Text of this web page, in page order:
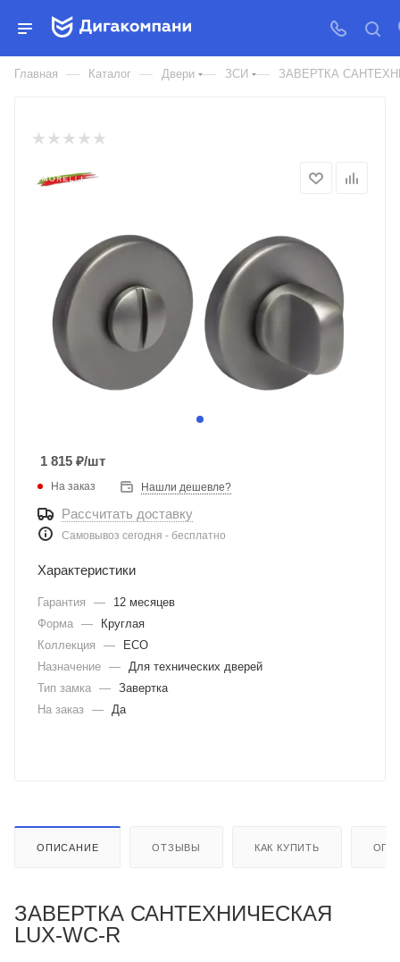
ЗАВЕРТКА САНТЕХНИЧЕСКАЯ
LUX-WC-R
Главная — Каталог — Двери — ЗСИ — ЗАВЕРТКА
1 815 ₽/шт
На заказ Нашли дешевле?
Рассчитать доставку
Самовывоз сегодня - бесплатно
Характеристики
Гарантия —
12 месяцев
Форма —
Круглая
Коллекция
—
ECO
Назначение —
Для технических дверей
Тип замка — Завертка
На заказ — Да
ОПИСАНИЕ ОТЗЫВЫ КАК КУПИТЬ
ЗАВЕРТКА САНТЕХНИЧЕСКАЯ
LUX-WC-R